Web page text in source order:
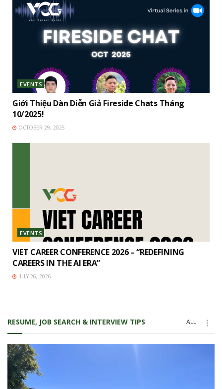
EVENTS
Giới Thiệu Dàn Diễn Giả Fireside Chats Tháng
10/2025!
OCTOBER 29, 2025
EVENTS
VIET CAREER CONFERENCE 2026 – “REDEFINING
CAREERS IN THE AI ERA”
JULY 26, 2026
RESUME, JOB SEARCH & INTERVIEW TIPS ALL